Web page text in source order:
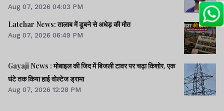
Aug 07, 2026 04:03 PM
Latehar News: तालाब में डूबने से अधेड़ की मौत
Aug 07, 2026 06:49 PM
Gayaji News : मोबाइल की जिद में बिजली टावर पर चढ़ा किशोर, एक
घंटे तक किया हाई वोल्टेज ड्रामा
Aug 07, 2026 12:28 PM